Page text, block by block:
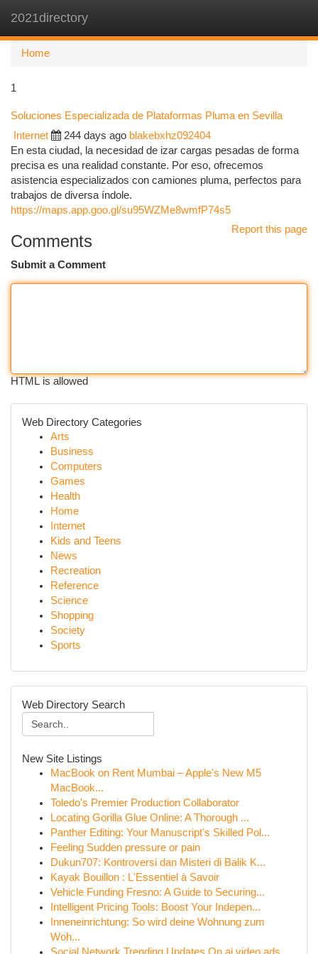
2021directory
Home
1
Soluciones Especializada de Plataformas Pluma en Sevilla
Internet 244 days ago blakebxhz092404
En esta ciudad, la necesidad de izar cargas pesadas de forma
precisa es una realidad constante. Por eso, ofrecemos
asistencia especializados con camiones pluma, perfectos para
trabajos de diversa índole.
https://maps.app.goo.gl/su95WZMe8wmfP74s5
Report this page
Comments
Submit a Comment
HTML is allowed
Web Directory Categories
Arts
Business
Computers
Games
Health
Home
Internet
Kids and Teens
News
Recreation
Reference
Science
Shopping
Society
Sports
Web Directory Search
New Site Listings
MacBook on Rent Mumbai – Apple's New M5
MacBook...
Toledo's Premier Production Collaborator
Locating Gorilla Glue Online: A Thorough ...
Panther Editing: Your Manuscript's Skilled Pol...
Feeling Sudden pressure or pain
Dukun707: Kontroversi dan Misteri di Balik K...
Kayak Bouillon : L'Essentiel à Savoir
Vehicle Funding Fresno: A Guide to Securing...
Intelligent Pricing Tools: Boost Your Indepen...
Inneneinrichtung: So wird deine Wohnung zum
Woh...